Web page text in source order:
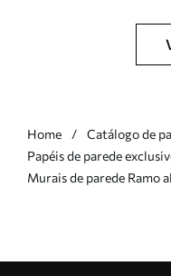
Home
Catálogo de
Papéis de parede
Murais de parede Ramo